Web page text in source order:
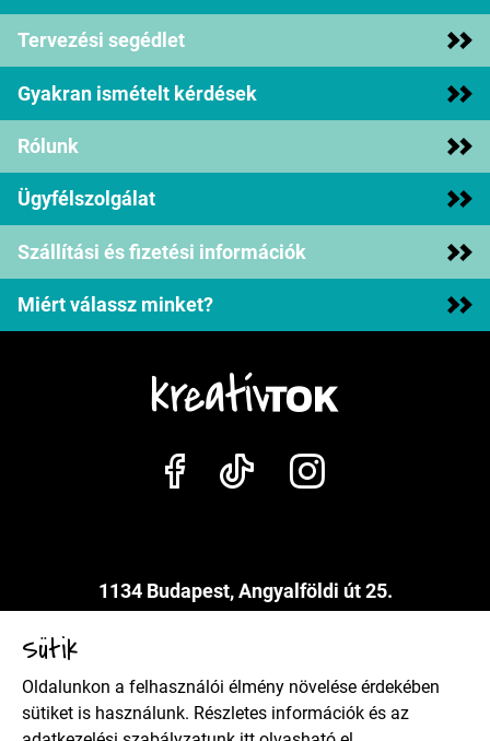
Tervezési segédlet
Gyakran ismételt kérdések
Rólunk
Ügyfélszolgálat
Szállítási és fizetési információk
Miért válassz minket?
1134 Budapest, Angyalföldi út 25.
Adatkezelési szabályzat
Sütik
Oldalunkon a felhasználói élmény növelése érdekében
sütiket is használunk. Részletes információk és az